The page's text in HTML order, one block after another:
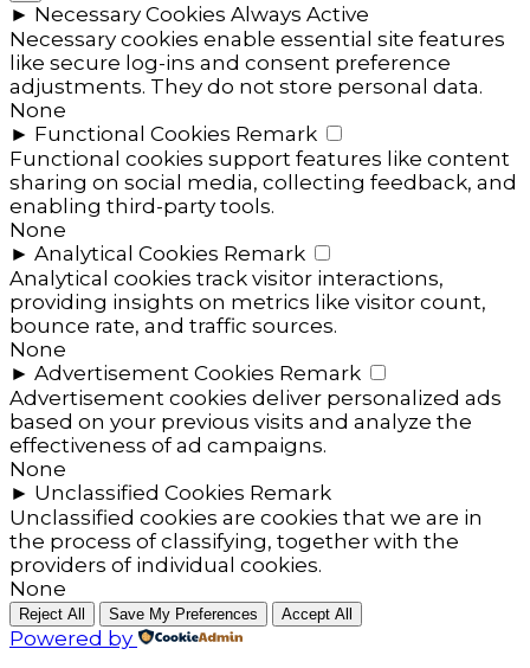
► Necessary Cookies Always Active
Necessary cookies enable essential site features
like secure log-ins and consent preference
adjustments. They do not store personal data.
None
► Functional Cookies Remark
Functional cookies support features like content
sharing on social media, collecting feedback, and
enabling third-party tools.
None
► Analytical Cookies Remark
Analytical cookies track visitor interactions,
providing insights on metrics like visitor count,
bounce rate, and traffic sources.
None
► Advertisement Cookies Remark
Advertisement cookies deliver personalized ads
based on your previous visits and analyze the
effectiveness of ad campaigns.
None
► Unclassified Cookies Remark
Unclassified cookies are cookies that we are in
the process of classifying, together with the
providers of individual cookies.
None
Reject All Save My Preferences Accept All
Powered by